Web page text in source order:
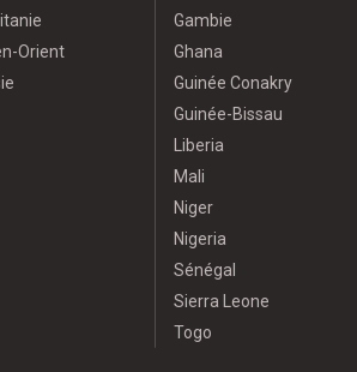
Orient
Gambie
Ghana
Guinée Conakry
Guinée-Bissau
Liberia
Mali
Niger
Nigeria
Sénégal
Sierra Leone
Togo